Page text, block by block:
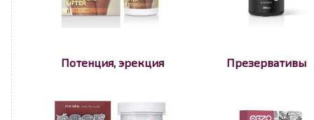
Потенция, эрекция Презервативы